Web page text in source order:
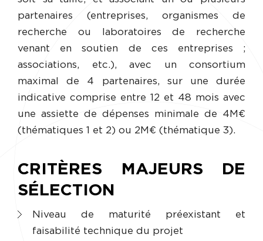
partenaires (entreprises, organismes de
recherche ou laboratoires de recherche
venant en soutien de ces entreprises ;
associations, etc.), avec un consortium
maximal de 4 partenaires, sur une durée
indicative comprise entre 12 et 48 mois avec
une assiette de dépenses minimale de 4M€
(thématiques 1 et 2) ou 2M€ (thématique 3).
CRITÈRES MAJEURS DE
SÉLECTION
Niveau de maturité préexistant et
faisabilité technique du projet